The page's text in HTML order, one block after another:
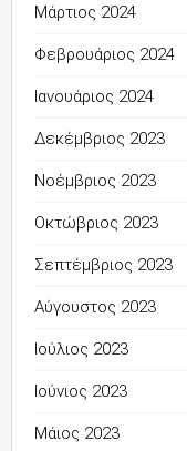
Μάρτιος 2024
Φεβρουάριος 2024
Ιανουάριος 2024
Δεκέμβριος 2023
Νοέμβριος 2023
Οκτώβριος 2023
Σεπτέμβριος 2023
Αύγουστος 2023
Ιούλιος 2023
Ιούνιος 2023
Μάιος 2023